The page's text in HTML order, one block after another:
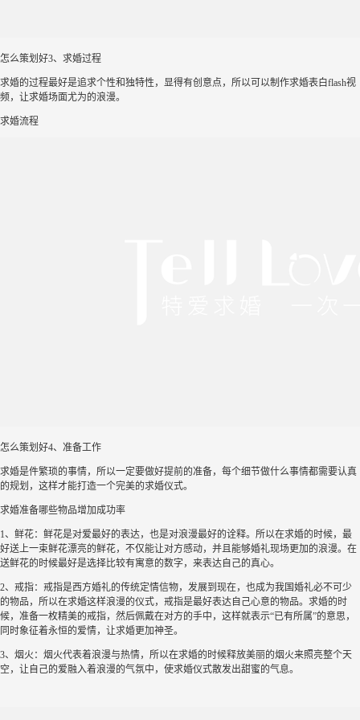
怎么策划好3、求婚过程
求婚的过程最好是追求个性和独特性，显得有创意点，所以可以制作求婚表白flash视
频，让求婚场面尤为的浪漫。
求婚流程
怎么策划好4、准备工作
求婚是件繁琐的事情，所以一定要做好提前的准备，每个细节做什么事情都需要认真
的规划，这样才能打造一个完美的求婚仪式。
求婚准备哪些物品增加成功率
1、鲜花：鲜花是对爱最好的表达，也是对浪漫最好的诠释。所以在求婚的时候，最
好送上一束鲜花漂亮的鲜花，不仅能让对方感动，并且能够婚礼现场更加的浪漫。在
送鲜花的时候最好是选择比较有寓意的数字，来表达自己的真心。
2、戒指：戒指是西方婚礼的传统定情信物，发展到现在，也成为我国婚礼必不可少
的物品，所以在求婚这样浪漫的仪式，戒指是最好表达自己心意的物品。求婚的时
候，准备一枚精美的戒指，然后佩戴在对方的手中，这样就表示“已有所属”的意思，
同时象征着永恒的爱情，让求婚更加神圣。
3、烟火：烟火代表着浪漫与热情，所以在求婚的时候释放美丽的烟火来照亮整个天
空，让自己的爱融入着浪漫的气氛中，使求婚仪式散发出甜蜜的气息。